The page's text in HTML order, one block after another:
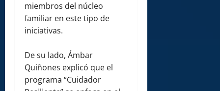
miembros del núcleo
familiar en este tipo de
iniciativas.
De su lado, Ámbar
Quiñones explicó que el
programa “Cuidador